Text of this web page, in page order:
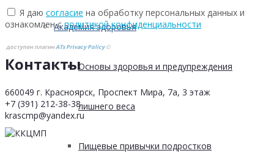
Академия здоровья
Основы здоровья и предупреждения
лишнего веса
Пищевые привычки подростков
Я даю согласие на обработку персональных данных и
ознакомлен сполитикой конфиденциальности
доступен плагинATs Privacy Policy©
Контакты
660049 г. Красноярск, Проспект Мира, 7а, 3 этаж
+7 (391) 212-38-38
krascmp@yandex.ru